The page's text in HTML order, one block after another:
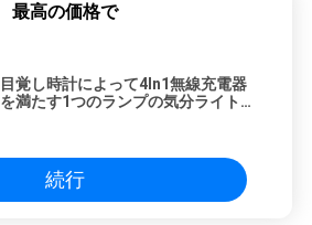
最高の価格で
目覚し時計によって4In1無線充電器
を満たす1つのランプの気分ライト
続行